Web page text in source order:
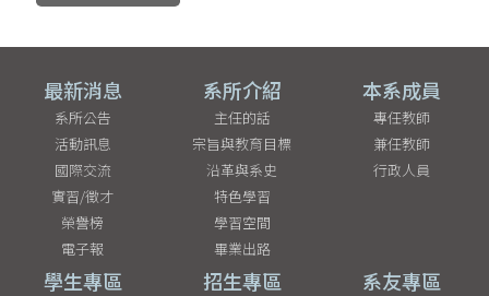
最新消息
系所公告
活動訊息
國際交流
實習/徵才
榮譽榜
電子報
系所介紹
主任的話
宗旨與教育目標
沿革與系史
特色學習
學習空間
畢業出路
本系成員
專任教師
兼任教師
行政人員
學生專區 招生專區 系友專區